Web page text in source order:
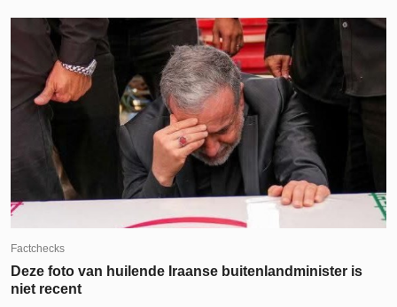
Factchecks
Deze foto van huilende Iraanse buitenlandminister is
niet recent